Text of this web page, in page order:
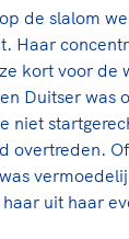
van je
van je
staat de
niet? Een
en is dus een
clubbeleid
de slalom
Haar
kort voor de
Duitser was
niet
overtreden.
uit haar